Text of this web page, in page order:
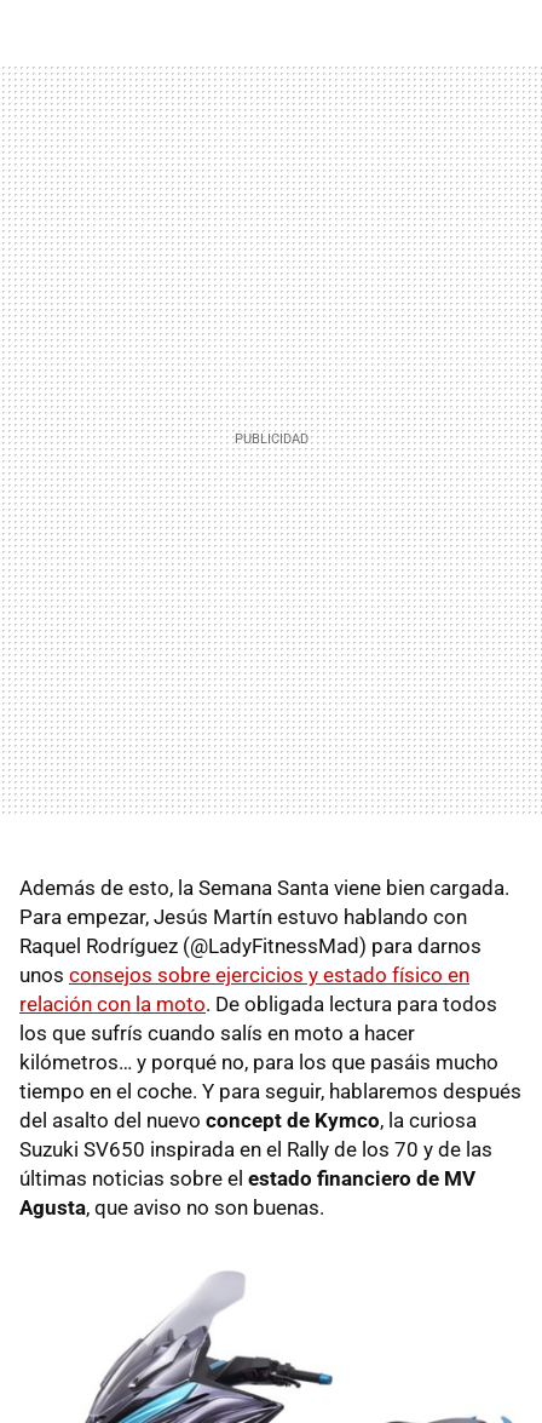
Además de esto, la Semana Santa viene bien cargada.
Para empezar, Jesús Martín estuvo hablando con
Raquel Rodríguez (@LadyFitnessMad) para darnos
unos consejos sobre ejercicios y estado físico en
relación con la moto. De obligada lectura para todos
los que sufrís cuando salís en moto a hacer
kilómetros… y porqué no, para los que pasáis mucho
tiempo en el coche. Y para seguir, hablaremos después
del asalto del nuevo concept de Kymco, la curiosa
Suzuki SV650 inspirada en el Rally de los 70 y de las
últimas noticias sobre el estado financiero de MV
Agusta, que aviso no son buenas.